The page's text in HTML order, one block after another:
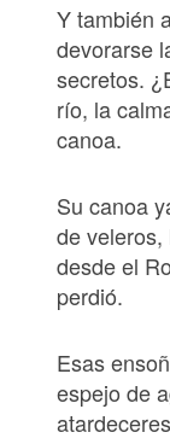
Y también
devorarse
secretos.
río, la
canoa.
Su canoa
de
desde el
perdió.
Esas
espejo de